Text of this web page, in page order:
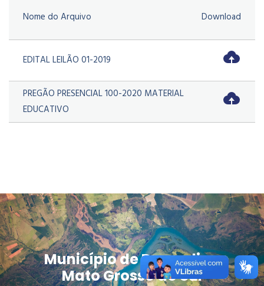
Nome do Arquivo Download
EDITAL LEILÃO 01-2019
PREGÃO PRESENCIAL 100-2020 MATERIAL
EDUCATIVO
Município de Douradina
Mato Grosso do Sul